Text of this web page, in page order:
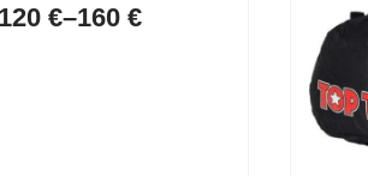
120€–160€
Price